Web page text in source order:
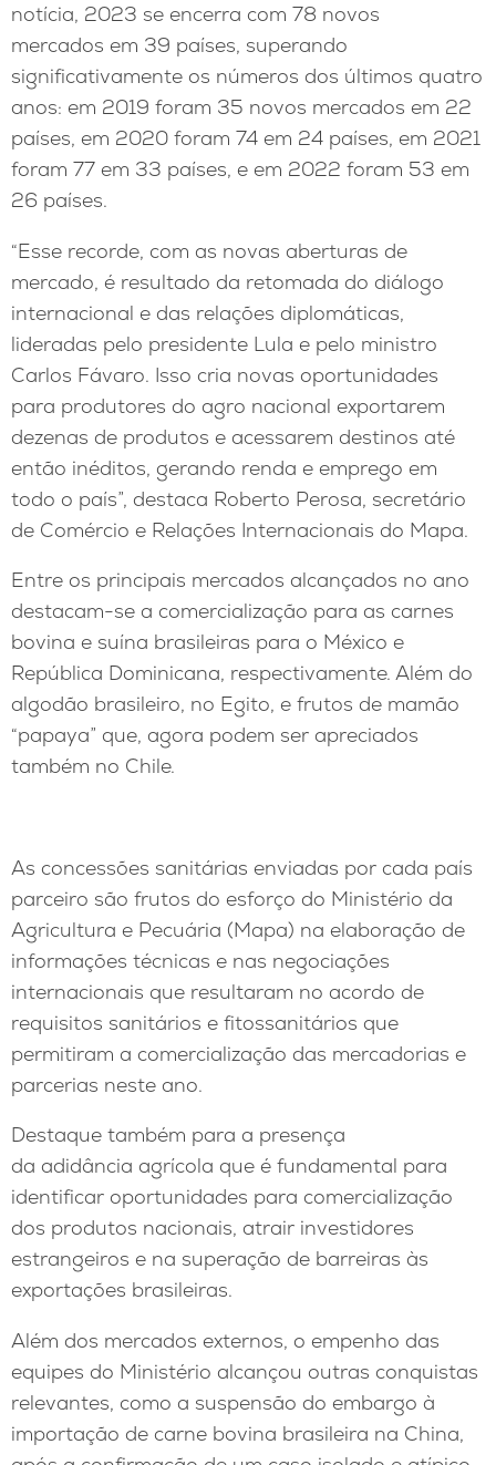
notícia, 2023 se encerra com 78 novos
mercados em 39 países, superando
significativamente os números dos últimos quatro
anos: em 2019 foram 35 novos mercados em 22
países, em 2020 foram 74 em 24 países, em 2021
foram 77 em 33 países, e em 2022 foram 53 em
26 países.
“Esse recorde, com as novas aberturas de
mercado, é resultado da retomada do diálogo
internacional e das relações diplomáticas,
lideradas pelo presidente Lula e pelo ministro
Carlos Fávaro. Isso cria novas oportunidades
para produtores do agro nacional exportarem
dezenas de produtos e acessarem destinos até
então inéditos, gerando renda e emprego em
todo o país”, destaca Roberto Perosa, secretário
de Comércio e Relações Internacionais do Mapa.
Entre os principais mercados alcançados no ano
destacam-se a comercialização para as carnes
bovina e suína brasileiras para o México e
República Dominicana, respectivamente. Além do
algodão brasileiro, no Egito, e frutos de mamão
“papaya” que, agora podem ser apreciados
também no Chile.
As concessões sanitárias enviadas por cada país
parceiro são frutos do esforço do Ministério da
Agricultura e Pecuária (Mapa) na elaboração de
informações técnicas e nas negociações
internacionais que resultaram no acordo de
requisitos sanitários e fitossanitários que
permitiram a comercialização das mercadorias e
parcerias neste ano.
Destaque também para a presença
da adidância agrícola que é fundamental para
identificar oportunidades para comercialização
dos produtos nacionais, atrair investidores
estrangeiros e na superação de barreiras às
exportações brasileiras.
Além dos mercados externos, o empenho das
equipes do Ministério alcançou outras conquistas
relevantes, como a suspensão do embargo à
importação de carne bovina brasileira na China,